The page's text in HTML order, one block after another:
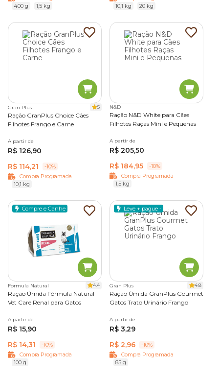
400 g
1,5 kg
10,1 kg
20 kg
Gran Plus 5
Ração GranPlus Choice Cães
Filhotes Frango e Carne
A partir de
R$ 126,90
R$ 114,21
-10%
Compra Programada
10,1 kg
N&D
Ração N&D White para Cães
Filhotes Raças Mini e Pequenas
A partir de
R$ 205,50
R$ 184,95
-10%
Compra Programada
1,5 kg
Compre e Ganhe
Formula Natural 4.4
Ração Úmida Fórmula Natural
Vet Care Renal para Gatos
A partir de
R$ 15,90
R$ 14,31
-10%
Compra Programada
100 g
Leve + pague -
Gran Plus 4.8
Ração Úmida GranPlus Gourmet
Gatos Trato Urinário Frango
A partir de
R$ 3,29
R$ 2,96
-10%
Compra Programada
85 g